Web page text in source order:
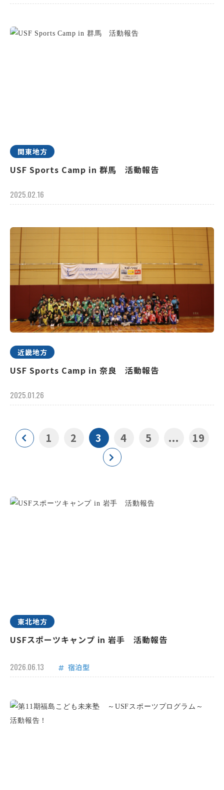
関東地方
USF Sports Camp in 群馬 活動報告
2025.02.16
近畿地方
USF Sports Camp in 奈良 活動報告
2025.01.26
1 2 3 4 5 ... 19
東北地方
USFスポーツキャンプ in 岩手 活動報告
2026.06.13 宿泊型